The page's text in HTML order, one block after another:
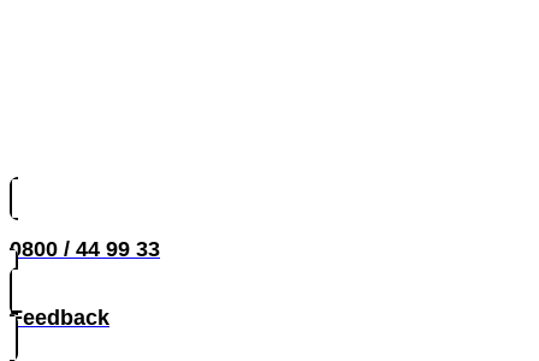
0800 / 44 99 33
Feedback